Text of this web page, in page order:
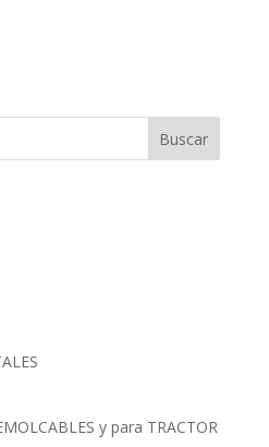
Buscar
y para TRACTOR